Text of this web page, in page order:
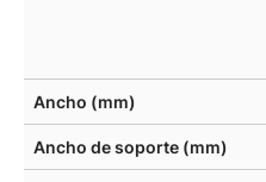
Ancho (mm)
Ancho de soporte (mm)